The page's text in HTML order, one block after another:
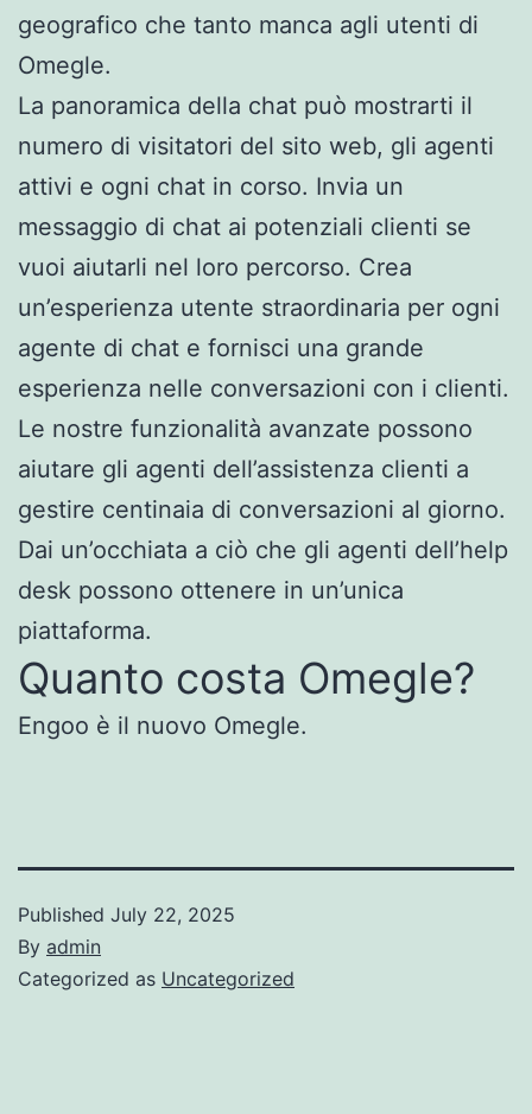
geografico che tanto manca agli utenti di
Omegle.
La panoramica della chat può mostrarti il
numero di visitatori del sito web, gli agenti
attivi e ogni chat in corso. Invia un
messaggio di chat ai potenziali clienti se
vuoi aiutarli nel loro percorso. Crea
un’esperienza utente straordinaria per ogni
agente di chat e fornisci una grande
esperienza nelle conversazioni con i clienti.
Le nostre funzionalità avanzate possono
aiutare gli agenti dell’assistenza clienti a
gestire centinaia di conversazioni al giorno.
Dai un’occhiata a ciò che gli agenti dell’help
desk possono ottenere in un’unica
piattaforma.
Quanto costa Omegle?
Engoo è il nuovo Omegle.
Published July 22, 2025
By admin
Categorized as Uncategorized